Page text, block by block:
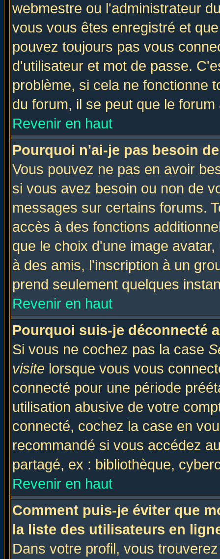
webmestre ou l'administrateur
vous vous êtes enregistré et
pouvez toujours pas vous
d'utilisateur et mot de passe.
problème, si cela ne fonctionne
du forum, il se peut que le
Revenir en haut
Pourquoi n'ai-je pas besoin
Vous pouvez ne pas en avoir
si vous avez besoin ou non de
messages sur certains forums.
accès à des fonctions
que le choix d'une image
à des amis, l'inscription à un
prend seulement quelques
Revenir en haut
Pourquoi suis-je déconnecté
Si vous ne cochez pas la case
visite lorsque vous vous
connecté pour une période
utilisation abusive de votre
connecté, cochez la case en
recommandé si vous accédez
partagé, ex : bibliothèque,
Revenir en haut
Comment puis-je éviter que
la liste des utilisateurs en
Dans votre profil, vous